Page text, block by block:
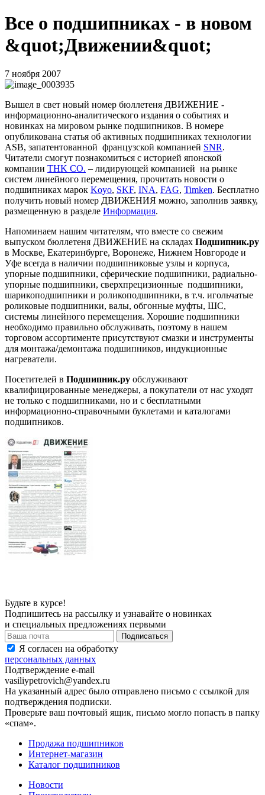
Все о подшипниках - в новом
&quot;Движении&quot;
7 ноября 2007
Вышел в свет новый номер бюллетеня ДВИЖЕНИЕ -
информационно-аналитического издания о событиях и
новинках на мировом рынке подшипников. В номере
опубликована статья об активных подшипниках технологии
ASB, запатентованной французской компанией SNR.
Читатели смогут познакомиться с историей японской
компании THK CO. – лидирующей компанией на рынке
систем линейного перемещения, прочитать новости о
подшипниках марок Koyo, SKF, INA, FAG, Timken. Бесплатно
получить новый номер ДВИЖЕНИЯ можно, заполнив заявку,
размещенную в разделе Информация.
Напоминаем нашим читателям, что вместе со свежим
выпуском бюллетеня ДВИЖЕНИЕ на складах Подшипник.ру
в Москве, Екатеринбурге, Воронеже, Нижнем Новгороде и
Уфе всегда в наличии подшипниковые узлы и корпуса,
упорные подшипники, сферические подшипники, радиально-
упорные подшипники, сверхпрецизионные подшипники,
шарикоподшипники и роликоподшипники, в т.ч. игольчатые
роликовые подшипники, валы, обгонные муфты, ШС,
системы линейного перемещения. Хорошие подшипники
необходимо правильно обслуживать, поэтому в нашем
торговом ассортименте присутствуют смазки и инструменты
для монтажа/демонтажа подшипников, индукционные
нагреватели.
Посетителей в Подшипник.ру обслуживают
квалифицированные менеджеры, а покупатели от нас уходят
не только с подшипниками, но и с бесплатными
информационно-справочными буклетами и каталогами
подшипников.
Будьте в курсе!
Подпишитесь на рассылку и узнавайте о новинках
и специальных предложениях первыми
Я согласен на обработку
персональных данных
Подтверждение e-mail
vasiliypetrovich@yandex.ru
На указанный адрес было отправлено письмо с ссылкой для
подтверждения подписки.
Проверьте ваш почтовый ящик, письмо могло попасть в папку
«спам».
Продажа подшипников
Интернет-магазин
Каталог подшипников
Новости